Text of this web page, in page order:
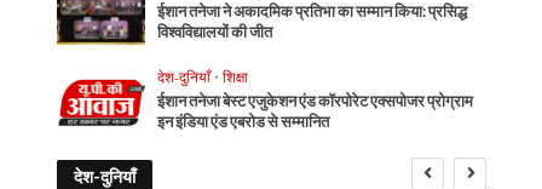
ईशान तनेजा ने अकादमिक प्रतिभा का सम्मान किया: प्रसिद्ध
विश्वविद्यालयों की जीत
देश-दुनियाँ • शिक्षा
ईशान तनेजा बेस्ट एजुकेशन एंड कॉरपोरेट एक्सपोजर प्रोग्राम
इन इंडिया एंड एबरोड से सम्मानित
देश-दुनियाँ